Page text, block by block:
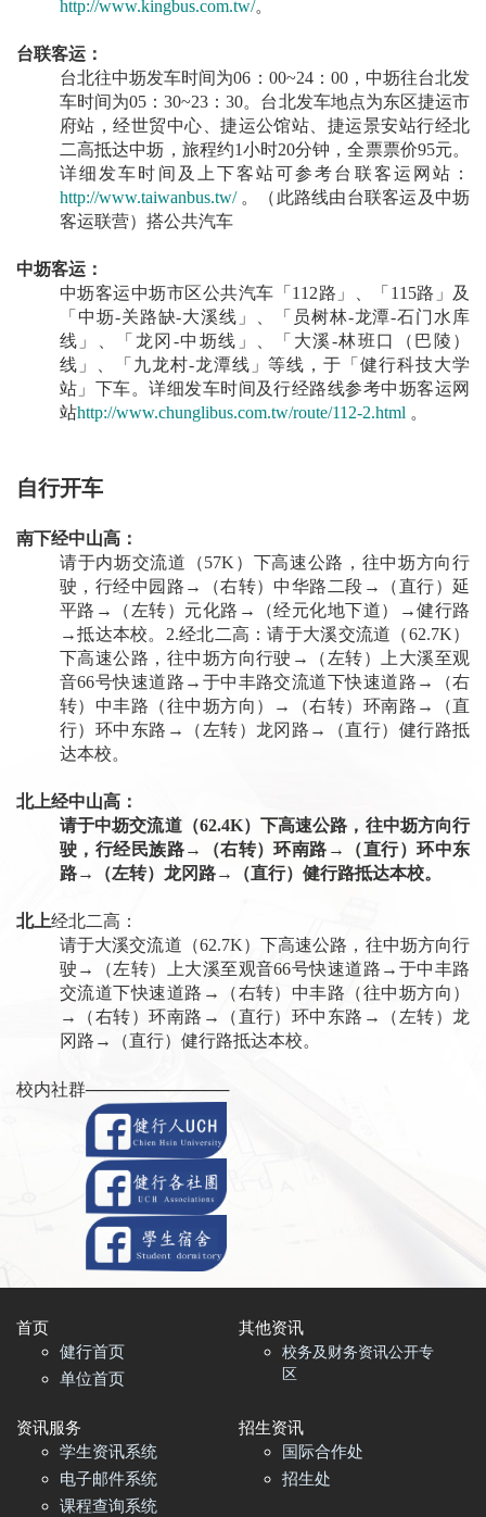
http://www.kingbus.com.tw/。
台联客运：
台北往中坜发车时间为06：00~24：00，中坜往台北发
车时间为05：30~23：30。台北发车地点为东区捷运市
府站，经世贸中心、捷运公馆站、捷运景安站行经北
二高抵达中坜，旅程约1小时20分钟，全票票价95元。
详细发车时间及上下客站可参考台联客运网站：
http://www.taiwanbus.tw/。（此路线由台联客运及中坜
客运联营）搭公共汽车
中坜客运：
中坜客运中坜市区公共汽车「112路」、「115路」及
「中坜-关路缺-大溪线」、「员树林-龙潭-石门水库
线」、「龙冈-中坜线」、「大溪-林班口（巴陵）
线」、「九龙村-龙潭线」等线，于「健行科技大学
站」下车。详细发车时间及行经路线参考中坜客运网
站http://www.chunglibus.com.tw/route/112-2.html 。
自行开车
南下经中山高：
请于内坜交流道（57K）下高速公路，往中坜方向行
驶，行经中园路→（右转）中华路二段→（直行）延
平路→（左转）元化路→（经元化地下道）→健行路
→抵达本校。2.经北二高：请于大溪交流道（62.7K）
下高速公路，往中坜方向行驶→（左转）上大溪至观
音66号快速道路→于中丰路交流道下快速道路→（右
转）中丰路（往中坜方向）→（右转）环南路→（直
行）环中东路→（左转）龙冈路→（直行）健行路抵
达本校。
北上经中山高：
请于中坜交流道（62.4K）下高速公路，往中坜方向行
驶，行经民族路→（右转）环南路→（直行）环中东
路→（左转）龙冈路→（直行）健行路抵达本校。
北上经北二高：
请于大溪交流道（62.7K）下高速公路，往中坜方向行
驶→（左转）上大溪至观音66号快速道路→于中丰路
交流道下快速道路→（右转）中丰路（往中坜方向）
→（右转）环南路→（直行）环中东路→（左转）龙
冈路→（直行）健行路抵达本校。
校内社群────────────
首页​
健行首页
单位首页
其他资讯
校务及财务资讯公开专
区
资讯服务
学生资讯系统
电子邮件系统
课程查询系统
招生资讯
国际合作处
招生处